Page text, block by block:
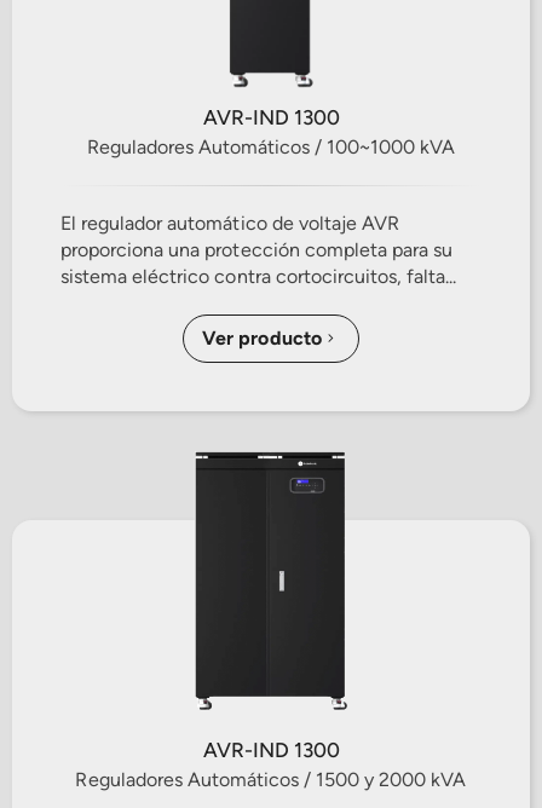
AVR-IND 1300
Reguladores Automáticos / 100~1000 kVA
El regulador automático de voltaje AVR
proporciona una protección completa para su
sistema eléctrico contra cortocircuitos, falta...
Ver producto
AVR-IND 1300
Reguladores Automáticos / 1500 y 2000 kVA